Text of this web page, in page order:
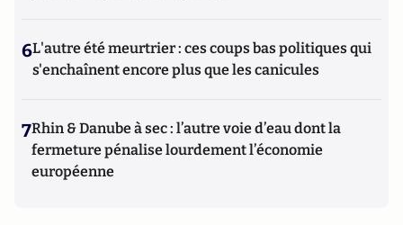
6L'autre été meurtrier : ces coups bas politiques qui
s'enchaînent encore plus que les canicules
7Rhin & Danube à sec : l’autre voie d’eau dont la
fermeture pénalise lourdement l’économie
européenne